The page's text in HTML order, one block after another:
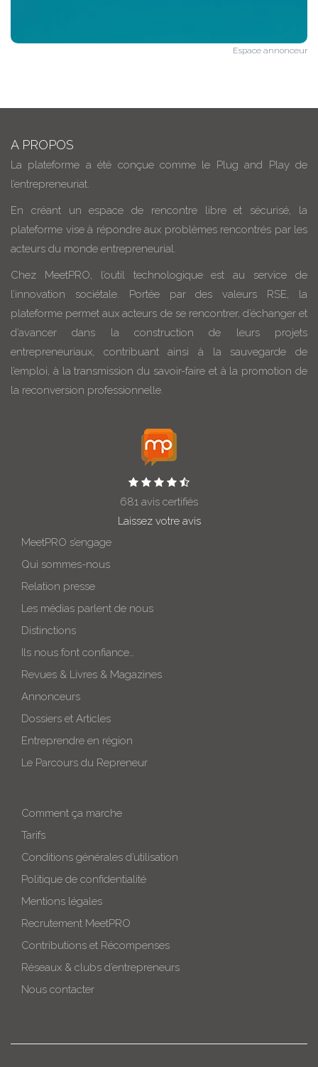
Espace annonceur
A PROPOS
La plateforme a été conçue comme le Plug and Play de
l’entrepreneuriat.
En créant un espace de rencontre libre et sécurisé, la
plateforme vise à répondre aux problèmes rencontrés par les
acteurs du monde entrepreneurial.
Chez MeetPRO, l’outil technologique est au service de
l’innovation sociétale. Portée par des valeurs RSE, la
plateforme permet aux acteurs de se rencontrer, d’échanger et
d’avancer dans la construction de leurs projets
entrepreneuriaux, contribuant ainsi à la sauvegarde de
l’emploi, à la transmission du savoir-faire et à la promotion de
la reconversion professionnelle.
681 avis certifiés
Laissez votre avis
MeetPRO s’engage
Qui sommes-nous
Relation presse
Les médias parlent de nous
Distinctions
Ils nous font confiance…
Revues & Livres & Magazines
Annonceurs
Dossiers et Articles
Entreprendre en région
Le Parcours du Repreneur
Comment ça marche
Tarifs
Conditions générales d’utilisation
Politique de confidentialité
Mentions légales
Recrutement MeetPRO
Contributions et Récompenses
Réseaux & clubs d’entrepreneurs
Nous contacter